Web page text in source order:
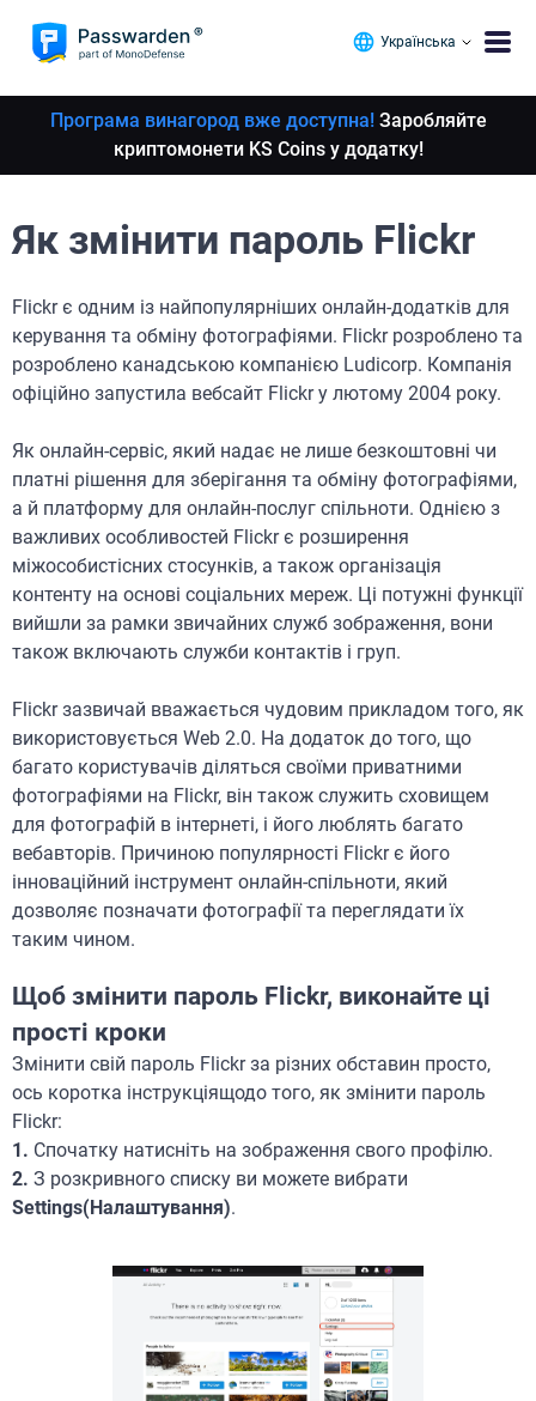
Українська
Програма винагород вже доступна!Заробляйте
криптомонети KS Coins у додатку!
Як змінити пароль Flickr
Flickr є одним із найпопулярніших онлайн-додатків для
керування та обміну фотографіями. Flickr розроблено та
розроблено канадською компанією Ludicorp. Компанія
офіційно запустила вебсайт Flickr у лютому 2004 року.
Як онлайн-сервіс, який надає не лише безкоштовні чи
платні рішення для зберігання та обміну фотографіями,
а й платформу для онлайн-послуг спільноти. Однією з
важливих особливостей Flickr є розширення
міжособистісних стосунків, а також організація
контенту на основі соціальних мереж. Ці потужні функції
вийшли за рамки звичайних служб зображення, вони
також включають служби контактів і груп.
Flickr зазвичай вважається чудовим прикладом того, як
використовується Web 2.0. На додаток до того, що
багато користувачів діляться своїми приватними
фотографіями на Flickr, він також служить сховищем
для фотографій в інтернеті, і його люблять багато
вебавторів. Причиною популярності Flickr є його
інноваційний інструмент онлайн-спільноти, який
дозволяє позначати фотографії та переглядати їх
таким чином.
Щоб змінити пароль Flickr, виконайте ці
прості кроки
Змінити свій пароль Flickr за різних обставин просто,
ось коротка інструкціящодо того, як змінити пароль
Flickr:
1. Спочатку натисніть на зображення свого профілю.
2. З розкривного списку ви можете вибрати
Settings(Налаштування).